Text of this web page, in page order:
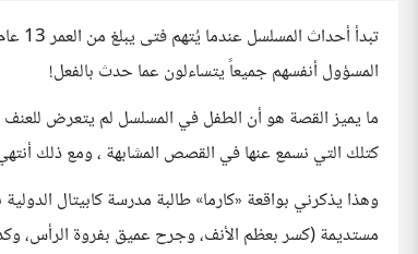
المسؤول أنفسهم جميعاً يتساءلون عما حدث بالفعل!
ما يميز القصة هو أن الطفل في المسلسل لم يتعرض
كتلك التي نسمع عنها في القصص المشابهة ، ومع ذلك أنتهي
وهذا يذكرني بواقعة «كارما» طالبة مدرسة كابيتال